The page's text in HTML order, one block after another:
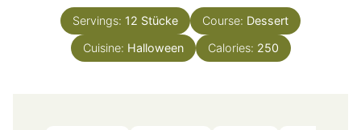
Servings: 12 Stücke Course: Dessert
Cuisine: Halloween Calories: 250